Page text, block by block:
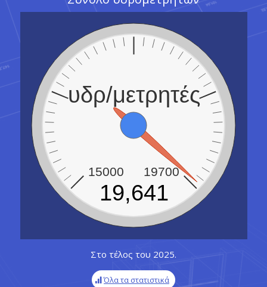
υδρ/μετρητές
15000 19700
19,641
Στο τέλος του 2025.
Όλα τα στατιστικά